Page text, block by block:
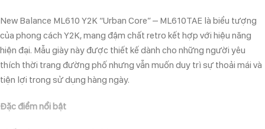
New Balance ML610 Y2K “Urban Core” – ML610TAE là biểu tượng
của phong cách Y2K, mang đậm chất retro kết hợp với hiệu năng
hiện đại. Mẫu giày này được thiết kế dành cho những người yêu
thích thời trang đường phố nhưng vẫn muốn duy trì sự thoải mái và
tiện lợi trong sử dụng hàng ngày.
Đặc điểm nổi bật